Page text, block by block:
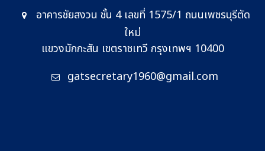
อาคารชัยสงวน ชั้น 4 เลขที่ 1575/1 ถนนเพชรบุรีตัด
ใหม่
แขวงมักกะสัน เขตราชเทวี กรุงเทพฯ 10400
gatsecretary1960@gmail.com